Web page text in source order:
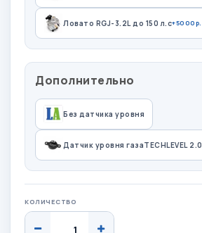
Ловато RGJ-3.2L до 150 л.с+5000р.
Дополнительно
Без датчика уровня
Датчик уровня газаTECHLEVEL 2.0
КОЛИЧЕСТВО